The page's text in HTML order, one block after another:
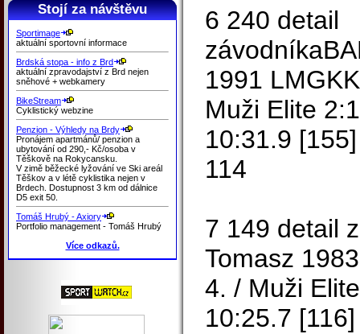
Stojí za návštěvu
Sportimage
aktuální sportovní informace
Brdská stopa - info z Brd
aktuální zpravodajství z Brd nejen
sněhové + webkamery
BikeStream
Cyklistický webzine
Penzion - Výhledy na Brdy
Pronájem apartmánů/ penzion a
ubytování od 290,- Kč/osoba v
Těškově na Rokycansku.
V zimě běžecké lyžování ve Ski areál
Těškov a v létě cyklistika nejen v
Brdech. Dostupnost 3 km od dálnice
D5 exit 50.
Tomáš Hrubý - Axiory
Portfolio management - Tomáš Hrubý
Více odkazů.
6 240 detail
1991
Muži Elite
10:31.9
114
7 149 detail
Tomasz
4. / Muži
10:25.7